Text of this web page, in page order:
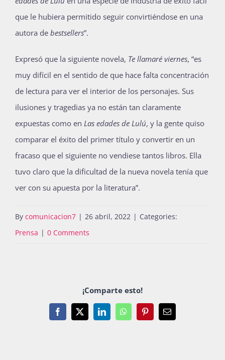
que le hubiera permitido seguir convirtiéndose en una
autora de bestsellers”.
Expresó que la siguiente novela, Te llamaré viernes, “es
muy difícil en el sentido de que hace falta concentración
de lectura para ver el interior de los personajes. Sus
ilusiones y tragedias ya no están tan claramente
expuestas como en Las edades de Lulú, y la gente quiso
comparar el éxito del primer título y convertir en un
fracaso que el siguiente no vendiese tantos libros. Ella
tuvo claro que la dificultad de la nueva novela tenía que
ver con su apuesta por la literatura”.
By comunicacion7 | 26 abril, 2022 | Categories:
Prensa | 0 Comments
¡Comparte esto!
Facebook
X LinkedInWhatsAppPinterestEmail